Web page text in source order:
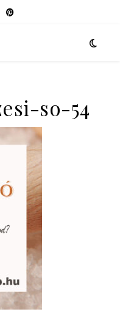
so-54